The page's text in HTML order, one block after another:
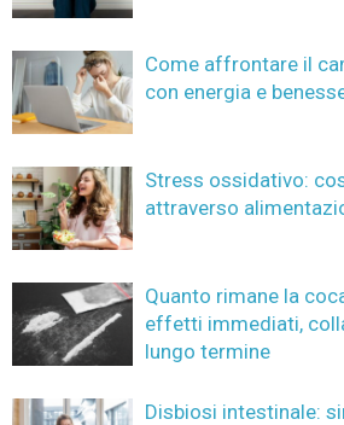
Come affrontare il
con energia e
Stress ossidativo:
attraverso
Quanto rimane la
effetti immediati,
lungo termine
Disbiosi intestinale: